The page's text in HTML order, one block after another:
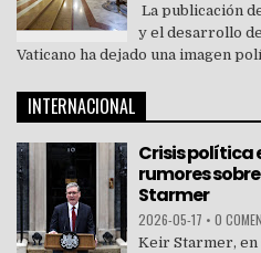
La publicación
y el desarrollo
Vaticano ha dejado una imagen
INTERNACIONAL
Crisis política
rumores
Starmer
2026-05-17 • 0
Keir Starmer,